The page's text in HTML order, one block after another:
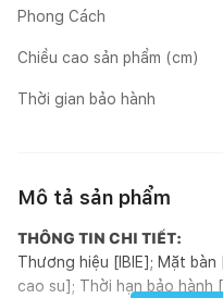
Phong Cách
Chiều cao sản phẩm (cm)
Thời gian bảo hành
Mô tả sản phẩm
THÔNG TIN CHI TIẾT:
Thương hiệu [IBIE]; Mặt
cao su]; Thời hạn bảo hành